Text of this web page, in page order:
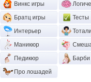
Винкс игры
Братц игры
Тесты
Интерьер
Маникюр
Педикюр
Барби
Про лошадей